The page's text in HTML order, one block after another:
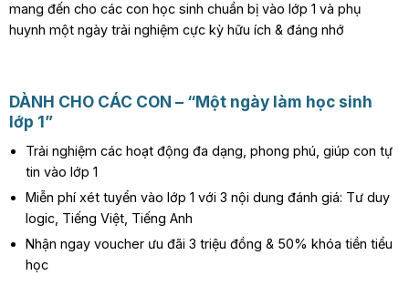
mang đến cho các con học sinh chuẩn bị vào lớp 1 và phụ
huynh một ngày trải nghiệm cực kỳ hữu ích & đáng nhớ
DÀNH CHO CÁC CON – “Một ngày làm học sinh
lớp 1”
Trải nghiệm các hoạt động đa dạng, phong phú, giúp con tự
tin vào lớp 1
Miễn phí xét tuyển vào lớp 1 với 3 nội dung đánh giá: Tư duy
logic, Tiếng Việt, Tiếng Anh
Nhận ngay voucher ưu đãi 3 triệu đồng & 50% khóa tiền tiểu
học